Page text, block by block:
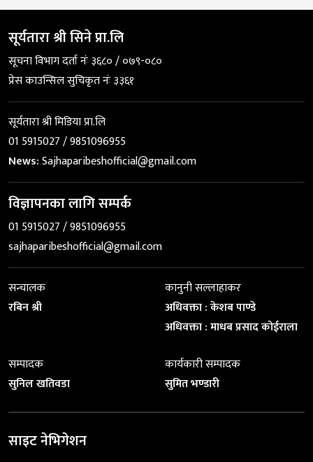
सूर्यतारा श्री सिने प्रा.लि
सूचना विभाग दर्ता नंः ३६८० / ०७९-०८०
प्रेस काउन्सिल सुचिकृत नंः ३३६१
सूर्यतारा श्री मिडिया प्रा.लि
01 5915027 / 9851096955
News:Sajhaparibeshofficial@gmail.com
विज्ञापनका लागि सम्पर्क
01 5915027 / 9851096955
sajhaparibeshofficial@gmail.com
सन्चालक
रबिन श्री
कानुनी सल्लाहाकर
अधिवक्ता : केशब पाण्डे
अधिवक्ता : माधब प्रसाद कोईराला
सम्पादक
सुनिल खतिवडा
कार्यकारी सम्पादक
सुमित भण्डारी
साइट नेभिगेशन